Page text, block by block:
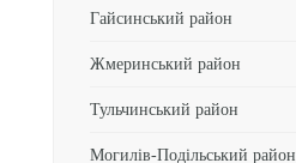
Гайсинський район
Жмеринський район
Тульчинський район
Могилів-Подільський район